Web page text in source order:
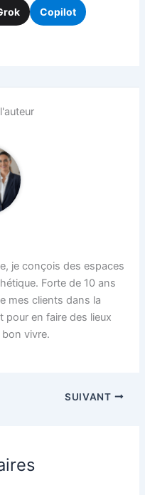
Copilot
je conçois des espaces
Forte de 10 ans
mes clients dans la
en faire des lieux
vivre.
SUIVANT